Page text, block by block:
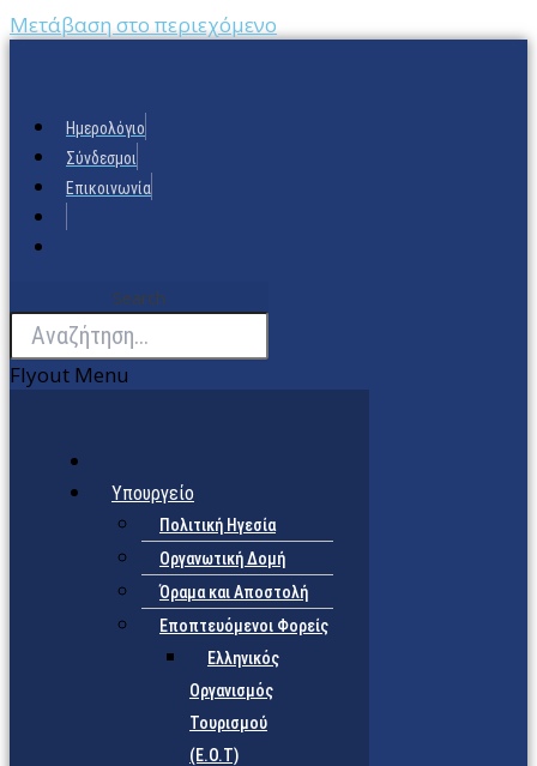
Μετάβαση στο περιεχόμενο
Ημερολόγιο
Σύνδεσμοι
Επικοινωνία
Search
Flyout Menu
Υπουργείο
Πολιτική Ηγεσία
Οργανωτική Δομή
Όραμα και Αποστολή
Εποπτευόμενοι Φορείς
Eλληνικός
Οργανισμός
Τουρισμού
(Ε.Ο.Τ)